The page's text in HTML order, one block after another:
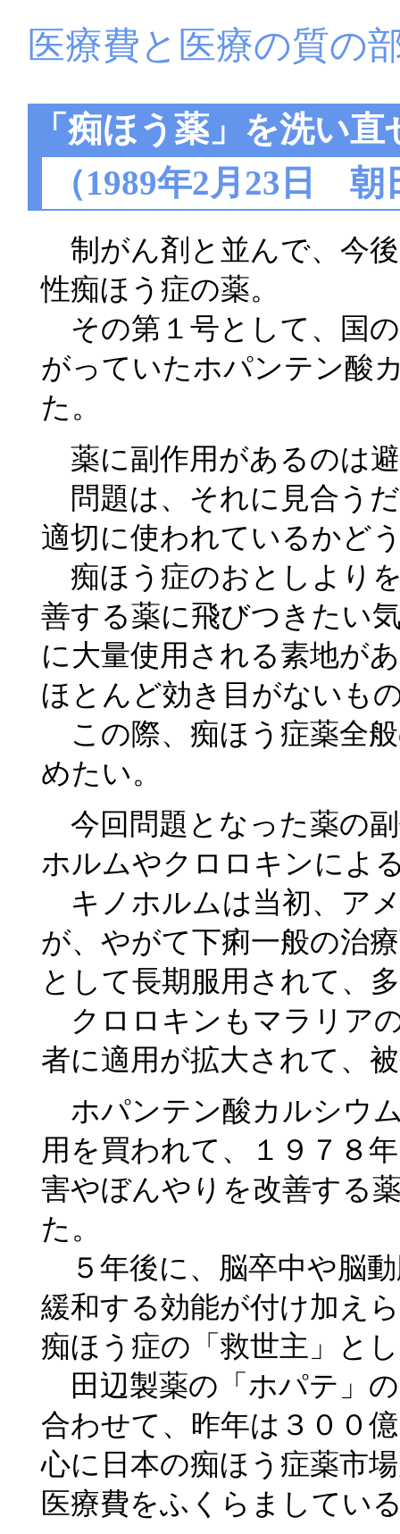
医療費と医療の質の
「痴ほう薬」を洗い直
（1989年2月23日 朝
制がん剤と並んで、今
性痴ほう症の薬。
その第１号として、国
がっていたホパンテン酸
た。
薬に副作用があるのは
問題は、それに見合う
適切に使われているかど
痴ほう症のおとしより
善する薬に飛びつきたい
に大量使用される素地が
ほとんど効き目がないも
この際、痴ほう症薬全
めたい。
今回問題となった薬の
ホルムやクロロキンによ
キノホルムは当初、ア
が、やがて下痢一般の治
として長期服用されて、
クロロキンもマラリア
者に適用が拡大されて、
ホパンテン酸カルシウ
用を買われて、１９７８
害やぼんやりを改善する
た。
５年後に、脳卒中や脳
緩和する効能が付け加え
痴ほう症の「救世主」と
田辺製薬の「ホパテ」
合わせて、昨年は３００
心に日本の痴ほう症薬市
医療費をふくらましてい